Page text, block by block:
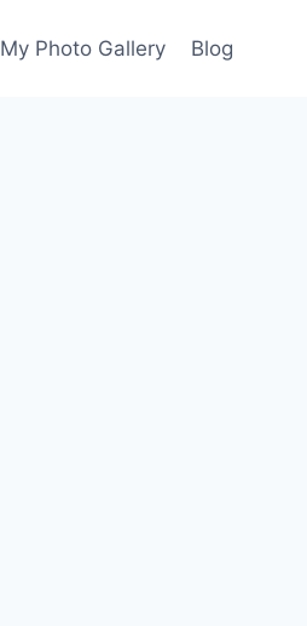
My Photo Gallery Blog